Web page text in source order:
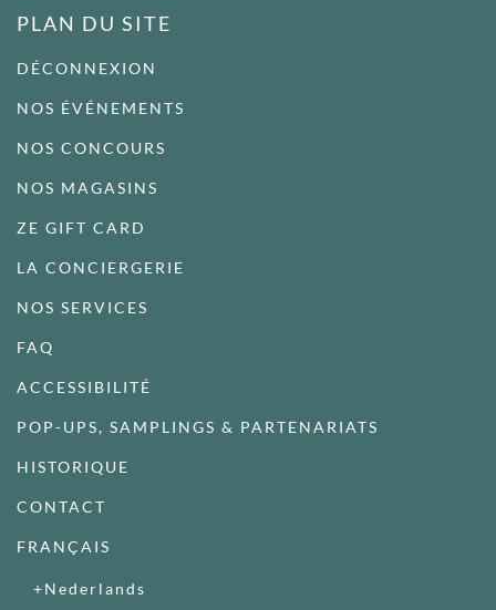
PLAN DU SITE
DÉCONNEXION
NOS ÉVÉNEMENTS
NOS CONCOURS
NOS MAGASINS
ZE GIFT CARD
LA CONCIERGERIE
NOS SERVICES
FAQ
ACCESSIBILITÉ
POP-UPS, SAMPLINGS & PARTENARIATS
HISTORIQUE
CONTACT
FRANÇAIS
Nederlands